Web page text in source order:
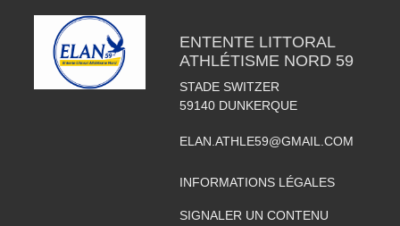
ENTENTE LITTORAL
ATHLÉTISME NORD 59
STADE SWITZER
59140 DUNKERQUE
ELAN.ATHLE59@GMAIL.COM
INFORMATIONS LÉGALES
SIGNALER UN CONTENU